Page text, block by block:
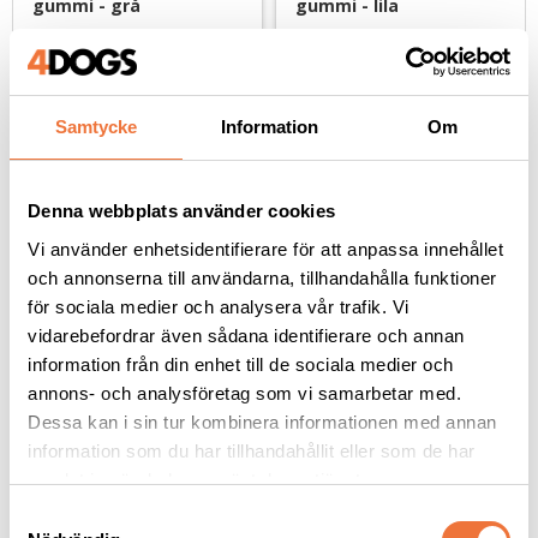
Samtycke Information Om
Denna webbplats använder cookies
Vi använder enhetsidentifierare för att anpassa innehållet
och annonserna till användarna, tillhandahålla funktioner
för sociala medier och analysera vår trafik. Vi
vidarebefordrar även sådana identifierare och annan
information från din enhet till de sociala medier och
annons- och analysföretag som vi samarbetar med.
Dessa kan i sin tur kombinera informationen med annan
information som du har tillhandahållit eller som de har
samlat in när du har använt deras tjänster.
gummi - grå
40kr
gummi - lila
Andra köpte även